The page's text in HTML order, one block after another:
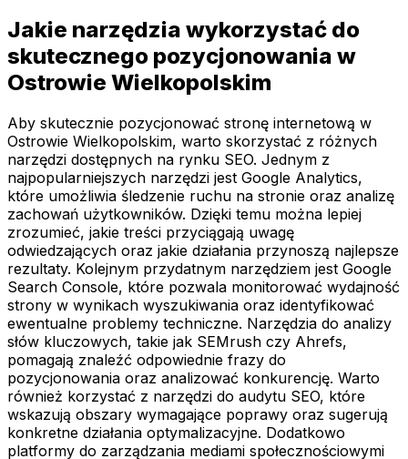
Jakie narzędzia wykorzystać do
skutecznego pozycjonowania w
Ostrowie Wielkopolskim
Aby skutecznie pozycjonować stronę internetową w
Ostrowie Wielkopolskim, warto skorzystać z różnych
narzędzi dostępnych na rynku SEO. Jednym z
najpopularniejszych narzędzi jest Google Analytics,
które umożliwia śledzenie ruchu na stronie oraz analizę
zachowań użytkowników. Dzięki temu można lepiej
zrozumieć, jakie treści przyciągają uwagę
odwiedzających oraz jakie działania przynoszą najlepsze
rezultaty. Kolejnym przydatnym narzędziem jest Google
Search Console, które pozwala monitorować wydajność
strony w wynikach wyszukiwania oraz identyfikować
ewentualne problemy techniczne. Narzędzia do analizy
słów kluczowych, takie jak SEMrush czy Ahrefs,
pomagają znaleźć odpowiednie frazy do
pozycjonowania oraz analizować konkurencję. Warto
również korzystać z narzędzi do audytu SEO, które
wskazują obszary wymagające poprawy oraz sugerują
konkretne działania optymalizacyjne. Dodatkowo
platformy do zarządzania mediami społecznościowymi